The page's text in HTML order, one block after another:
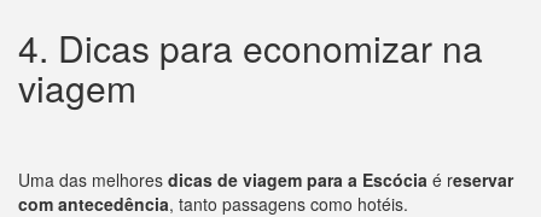
4. Dicas para economizar na
viagem
Uma das melhores dicas de viagem para a Escócia é reservar
com antecedência, tanto passagens como hotéis.